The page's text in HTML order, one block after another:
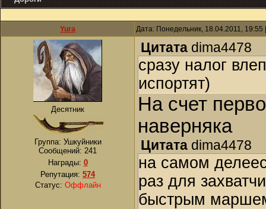
Yura Дата: Понедельник, 18.04.2011,
Десятник
Группа: Ушкуйники
Сообщений: 241
Награды: 0
Репутация: 574
Статус: Оффлайн
Цитата dima4478
сразу налог
испортят)
На счет
наверняка
Цитата dima4478
на самом
раз для
быстрым